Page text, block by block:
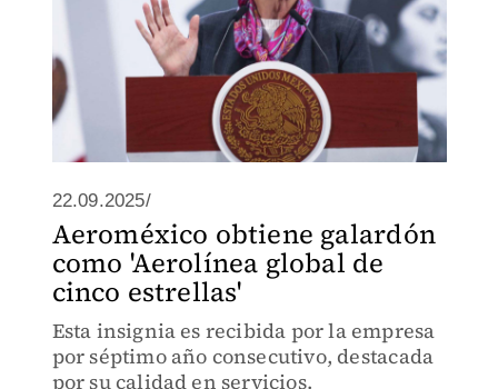
22.09.2025/
Aeroméxico obtiene galardón
como 'Aerolínea global de
cinco estrellas'
Esta insignia es recibida por la empresa
por séptimo año consecutivo, destacada
por su calidad en servicios.